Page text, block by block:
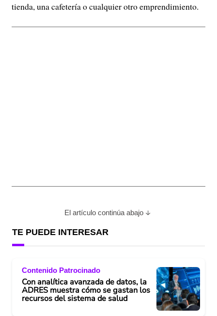
tienda, una cafetería o cualquier otro emprendimiento.
El artículo continúa abajo
TE PUEDE INTERESAR
Contenido Patrocinado
Con analítica avanzada de datos, la
ADRES muestra cómo se gastan los
recursos del sistema de salud